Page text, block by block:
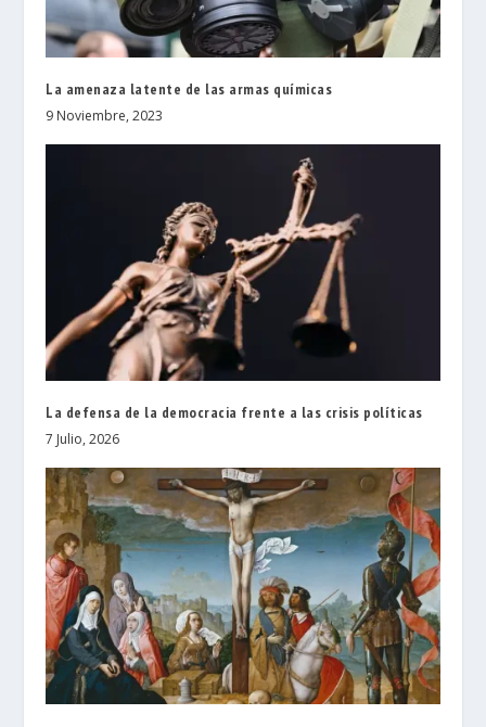
La amenaza latente de las armas químicas
9 Noviembre, 2023
La defensa de la democracia frente a las crisis políticas
7 Julio, 2026